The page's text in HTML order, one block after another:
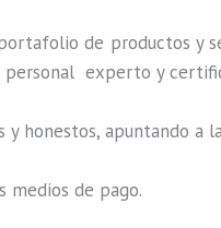
de productos y
experto y
y honestos, apuntando
medios de pago.